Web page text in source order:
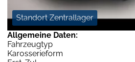
Standort Zentrallager
Allgemeine Daten:
Fahrzeugtyp
Karosserieform